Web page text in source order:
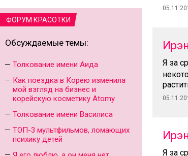
ФОРУМ КРАСОТКИ
Обсуждаемые темы:
Толкование имени Аида
Как поездка в Корею изменила
мой взгляд на бизнес и
корейскую косметику Atomy
Толкование имени Василиса
ТОП-3 мультфильмов, ломающих
психику детей
Я за
Я за